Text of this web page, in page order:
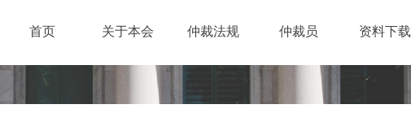
首页 关于本会 仲裁法规 仲裁员 资料下载